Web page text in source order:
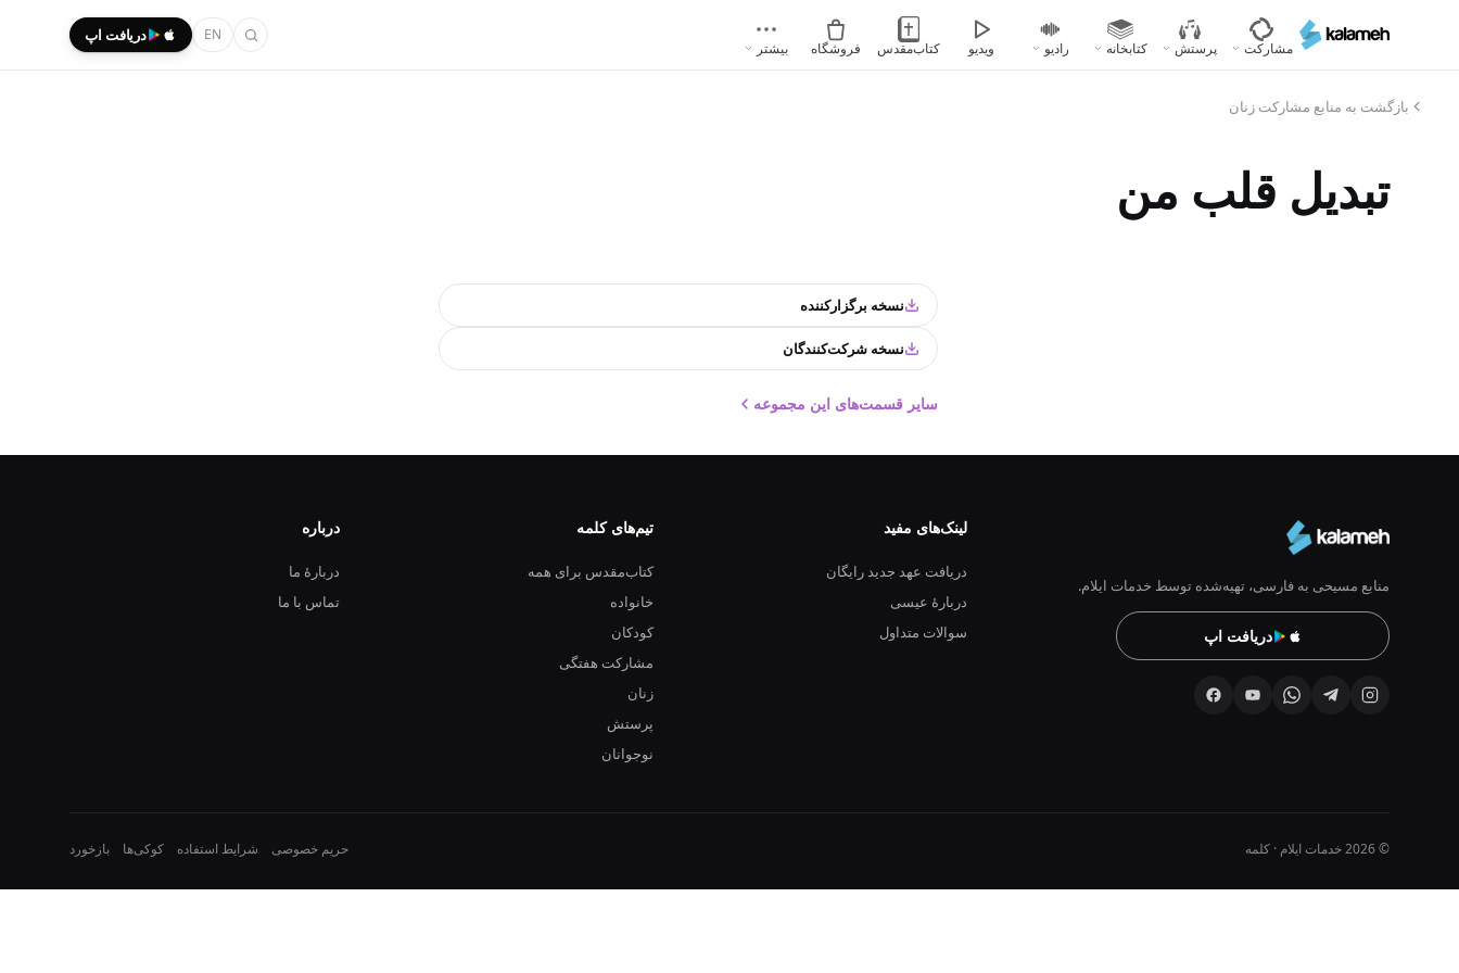
محتوای
مشارکت پرستش کتابخانه رادیو ویدیو کتاب‌مقدس فروشگاه بیشتر
EN دریافت اپ
بازگشت به منابع مشارکت زنان
تبدیل قلب من
نسخه برگزارکننده
نسخه شرکت‌کنندگان
سایر قسمت‌های این مجموعه
منابع مسیحی به فارسی، تهیه‌شده توسط خدمات ایلام.
دریافت اپ
لینک‌های مفید
دریافت عهد جدید رایگان
دربارهٔ عیسی
سوالات متداول
تیم‌های کلمه
کتاب‌مقدس برای همه
خانواده
کودکان
مشارکت هفتگی
زنان
پرستش
نوجوانان
درباره
دربارهٔ ما
تماس با ما
© 2026 خدمات ایلام · کلمه حریم خصوصی شرایط استفاده کوکی‌ها بازخورد